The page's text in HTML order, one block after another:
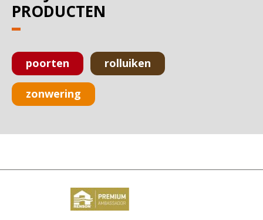
PRODUCTEN
poorten rolluiken
zonwering